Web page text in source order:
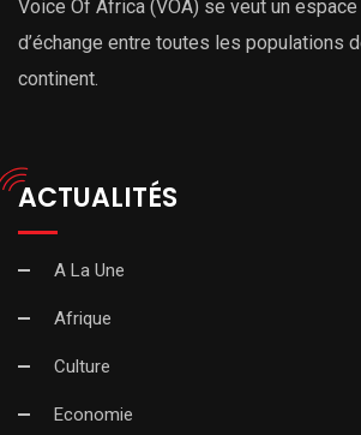
Voice Of Africa (VOA) se veut un
d’échange entre toutes les populations
continent.
ACTUALITÉS
A La Une
Afrique
Culture
Economie